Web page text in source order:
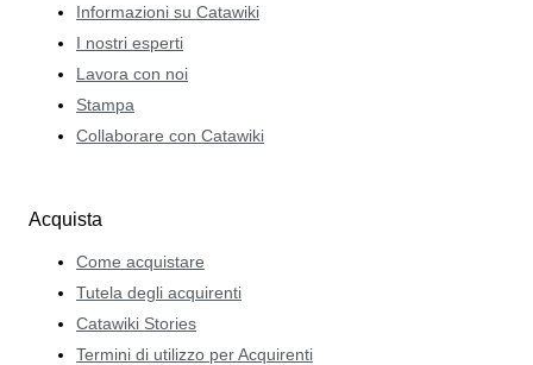
Informazioni su Catawiki
I nostri esperti
Lavora con noi
Stampa
Collaborare con Catawiki
Acquista
Come acquistare
Tutela degli acquirenti
Catawiki Stories
Termini di utilizzo per Acquirenti